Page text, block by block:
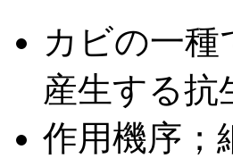
カビの一種
産生する抗
作用機序；